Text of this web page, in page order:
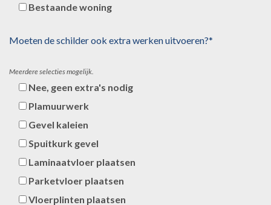
Bestaande woning
Moeten de schilder ook extra werken uitvoeren?*
Meerdere selecties mogelijk.
Nee, geen extra's nodig
Plamuurwerk
Gevel kaleien
Spuitkurk gevel
Laminaatvloer plaatsen
Parketvloer plaatsen
Vloerplinten plaatsen